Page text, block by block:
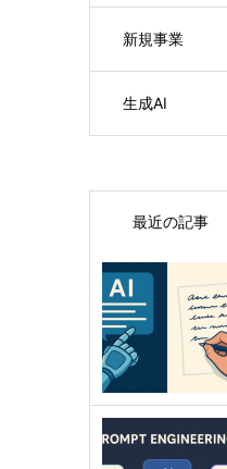
新規事業
生成AI
最近の記事